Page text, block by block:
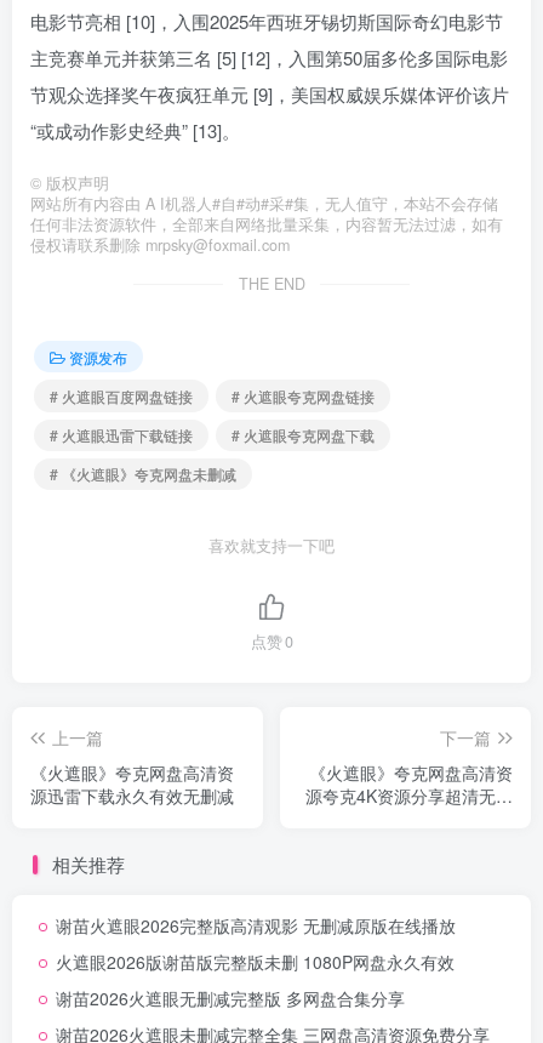
电影节亮相 [10]，入围2025年西班牙锡切斯国际奇幻电影节
主竞赛单元并获第三名 [5] [12]，入围第50届多伦多国际电影
节观众选择奖午夜疯狂单元 [9]，美国权威娱乐媒体评价该片
“或成动作影史经典” [13]。
© 版权声明
网站所有内容由 A I机器人#自#动#采#集，无人值守，本站不会存储
任何非法资源软件，全部来自网络批量采集，内容暂无法过滤，如有
侵权请联系删除 mrpsky@foxmail.com
THE END
资源发布
# 火遮眼百度网盘链接
# 火遮眼夸克网盘链接
# 火遮眼迅雷下载链接
# 火遮眼夸克网盘下载
# 《火遮眼》夸克网盘未删减
喜欢就支持一下吧
点赞0
上一篇
《火遮眼》夸克网盘高清资
源迅雷下载永久有效无删减
下一篇
《火遮眼》夸克网盘高清资
源夸克4K资源分享超清无删
相关推荐
谢苗火遮眼2026完整版高清观影 无删减原版在线播放
火遮眼2026版谢苗版完整版未删 1080P网盘永久有效
谢苗2026火遮眼无删减完整版 多网盘合集分享
谢苗2026火遮眼未删减完整全集 三网盘高清资源免费分享